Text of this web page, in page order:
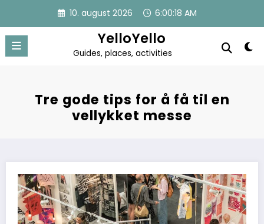
content
10. august 2026 6:00:19 AM
YelloYello
Guides, places, activities
Tre gode tips for å få til en
vellykket messe